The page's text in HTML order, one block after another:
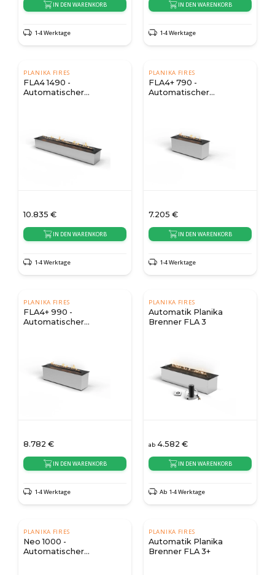
IN DEN WARENKORB
1-4 Werktage
IN DEN WARENKORB
1-4 Werktage
PLANIKA FIRES
FLA4 1490 -
Automatischer
10.835 €
IN DEN WARENKORB
1-4 Werktage
PLANIKA FIRES
FLA4+ 790 -
Automatischer
7.205 €
IN DEN WARENKORB
1-4 Werktage
PLANIKA FIRES
FLA4+ 990 -
Automatischer
8.782 €
IN DEN WARENKORB
1-4 Werktage
PLANIKA FIRES
Automatik Planika
Brenner FLA 3
ab 4.582 €
IN DEN WARENKORB
Ab 1-4 Werktage
PLANIKA FIRES
Neo 1000 -
Automatischer
PLANIKA FIRES
Automatik Planika
Brenner FLA 3+